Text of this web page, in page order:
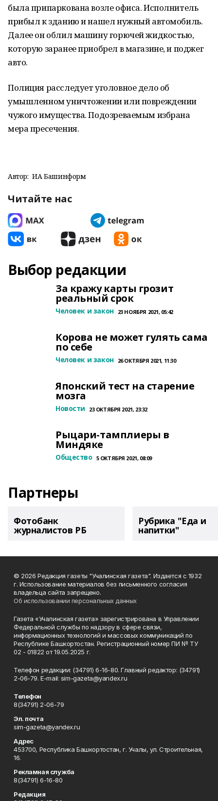
была припаркована возле офиса. Исполнитель
прибыл к зданию и нашел нужный автомобиль.
Далее он облил машину горючей жидкостью,
которую заранее приобрел в магазине, и поджег
авто.
Полиция расследует уголовное дело об
умышленном уничтожении или повреждении
чужого имущества. Подозреваемым избрана
мера пресечения.
Автор: ИА Башинформ
Читайте нас
Выбор редакции
За кражу карты грозит
реальный срок
Человек и закон 23 НОЯБРЯ 2021, 05:42
Корова не может гулять сама
по себе
Человек и закон 26 ОКТЯБРЯ 2021, 11:30
Японский тест на старение
мозга
Новости 23 ОКТЯБРЯ 2021, 23:32
Рыцари-тамплиеры в
Миндяке
Общество 5 ОКТЯБРЯ 2021, 08:09
Партнеры
Фотобанк
журналистов РБ
Рубрика "Еда и
напитки"
© 2026 Редакция газеты "Учалинская газета". Издается с 1932
г. Использование материалов без письменного согласия
владельца сайта запрещено.
Об использовании персональных данных
Газета «Учалинская газета» зарегистрирована в Управлении
Федеральной службы по надзору в сфере связи,
информационных технологий и массовых коммуникаций по
Республике Башкортостан. Регистрационный номер ПИ № ТУ
02 - 01822 от 19.05.2025 г.
Телефон редакции: (34791) 6-16-80. Главный редактор: (34791)
2-06-79. Е-mаil: sim-gazeta@yandex.ru
Телефон
8(34791) 2-06-79
Эл. почта
sim-gazeta@yandex.ru
Адрес
453700, Республика Башкортостан, г. Учалы, ул. Строительная,
16.
Рекламная служба
8(34791) 6-16-80
Редакция